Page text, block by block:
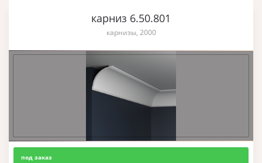
карниз 6.50.801
карнизы, 2000
под заказ